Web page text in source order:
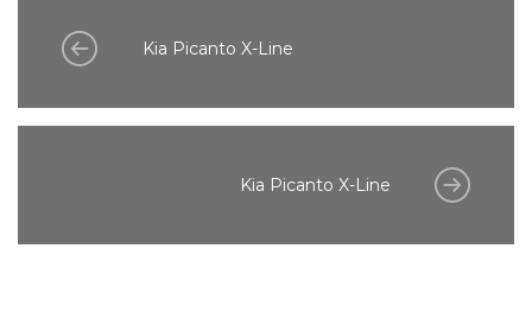
Kia Picanto X-Line
Kia Picanto X-Line